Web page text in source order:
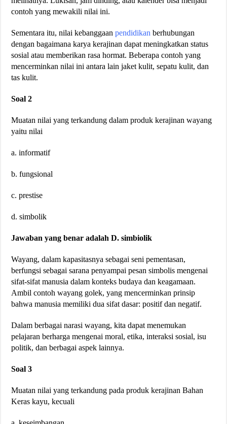
contoh yang mewakili nilai ini.
Sementara itu, nilai kebanggaanpendidikan berhubungan
dengan bagaimana karya kerajinan dapat meningkatkan status
sosial atau memberikan rasa hormat. Beberapa contoh yang
mencerminkan nilai ini antara lain jaket kulit, sepatu kulit, dan
tas kulit.
Soal 2
Muatan nilai yang terkandung dalam produk kerajinan wayang
yaitu nilai
a. informatif
b. fungsional
c. prestise
d. simbolik
Jawaban yang benar adalah D. simbiolik
Wayang, dalam kapasitasnya sebagai seni pementasan,
berfungsi sebagai sarana penyampai pesan simbolis mengenai
sifat-sifat manusia dalam konteks budaya dan keagamaan.
Ambil contoh wayang golek, yang mencerminkan prinsip
bahwa manusia memiliki dua sifat dasar: positif dan negatif.
Dalam berbagai narasi wayang, kita dapat menemukan
pelajaran berharga mengenai moral, etika, interaksi sosial, isu
politik, dan berbagai aspek lainnya.
Soal 3
Muatan nilai yang terkandung pada produk kerajinan Bahan
Keras kayu, kecuali